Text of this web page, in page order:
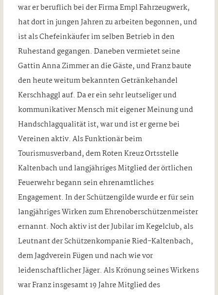
war er beruflich bei der Firma Empl Fahrzeugwerk,
hat dort in jungen Jahren zu arbeiten begonnen, und
ist als Chefeinkäufer im selben Betrieb in den
Ruhestand gegangen. Daneben vermietet seine
Gattin Anna Zimmer an die Gäste, und Franz baute
den heute weitum bekannten Getränkehandel
Kerschhaggl auf. Da er ein sehr leutseliger und
kommunikativer Mensch mit eigener Meinung und
Handschlagqualität ist, war und ist er gerne bei
Vereinen aktiv. Als Funktionär beim
Tourismusverband, dem Roten Kreuz Ortsstelle
Kaltenbach und langjähriges Mitglied der örtlichen
Feuerwehr begann sein ehrenamtliches
Engagement. In der Schützengilde wurde er für sein
langjähriges Wirken zum Ehrenoberschützenmeister
ernannt. Noch aktiv ist der Jubilar im Kegelclub, als
Leutnant der Schützenkompanie Ried-Kaltenbach,
dem Jagdverein Fügen und nach wie vor
leidenschaftlicher Jäger. Als Krönung seines Wirkens
war Franz insgesamt 19 Jahre Mitglied des